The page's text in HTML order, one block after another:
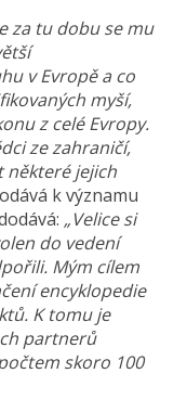
za tu dobu se mu
v Evropě a co
myší,
z celé Evropy.
ze zahraničí,
některé jejich
k významu
„Velice si
do vedení
Mým cílem
encyklopedie
K tomu je
partnerů
skoro 100